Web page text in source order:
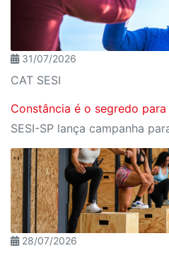
31/07/2026
CAT SESI
Constância é o segredo
28/07/2026